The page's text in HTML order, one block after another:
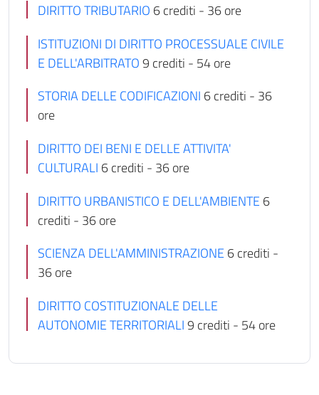
DIRITTO TRIBUTARIO 6 crediti - 36 ore
ISTITUZIONI DI DIRITTO PROCESSUALE CIVILE
E DELL'ARBITRATO9 crediti - 54 ore
STORIA DELLE CODIFICAZIONI 6 crediti - 36
ore
DIRITTO DEI BENI E DELLE ATTIVITA'
CULTURALI 6 crediti - 36 ore
DIRITTO URBANISTICO E DELL'AMBIENTE 6
crediti - 36 ore
SCIENZA DELL'AMMINISTRAZIONE 6 crediti -
36 ore
DIRITTO COSTITUZIONALE DELLE
AUTONOMIE TERRITORIALI9 crediti - 54 ore